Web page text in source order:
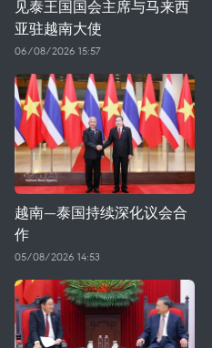
见泰王国国会主席与马来西
亚驻越南大使
06/08/2026 15:57
越南—泰国持续深化议会合
作
05/08/2026 14:53